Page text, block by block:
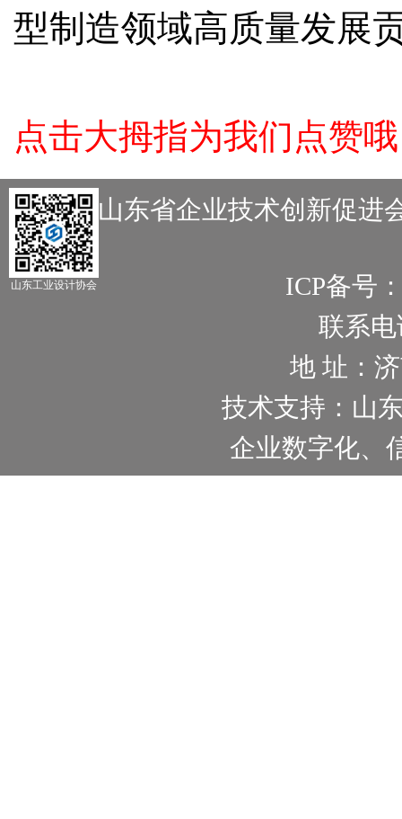
型制造领域高质量发展
点击大拇指为我们点赞
主办：山东省企业技术创新促进
ICP备号
联系电
地 址：
技术支持：山
企业数字化、
山东工业设计协会